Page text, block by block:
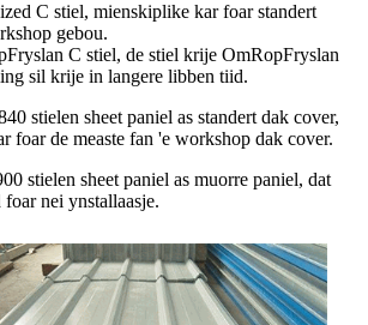
C stiel, mienskiplike kar foar standert
gebou.
C stiel, de stiel krije OmRopFryslan
sil krije in langere libben tiid.
stielen sheet paniel as standert dak cover,
foar de measte fan 'e workshop dak cover.
stielen sheet paniel as muorre paniel, dat
nei ynstallaasje.